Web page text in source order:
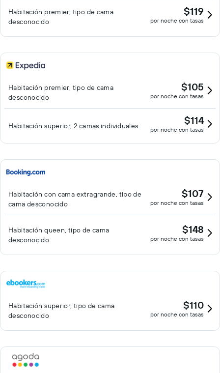
Habitación premier, tipo de cama
desconocido
$119
por noche con tasas
Habitación premier, tipo de cama
desconocido
$105
por noche con tasas
Habitación superior, 2 camas individuales $114
por noche con tasas
Habitación con cama extragrande, tipo de
cama desconocido
$107
por noche con tasas
Habitación queen, tipo de cama
desconocido
$148
por noche con tasas
Habitación superior, tipo de cama
desconocido
$110
por noche con tasas